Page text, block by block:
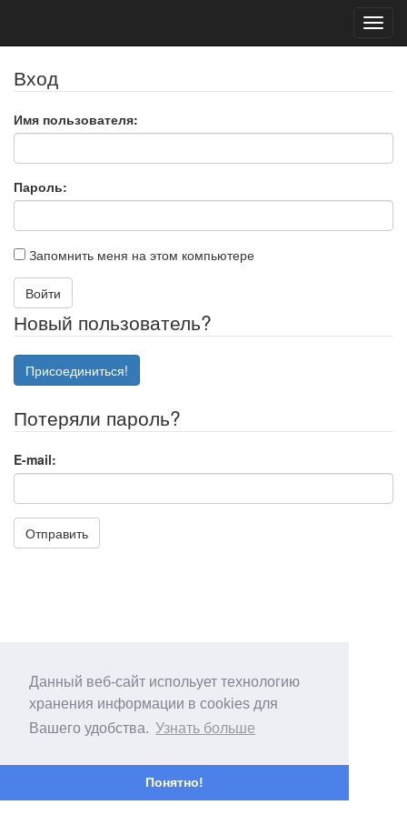
Данный веб-сайт испольует технологию
хранения информации в cookies для
Вашего удобства. Узнать больше
Понятно!
Вход
Имя пользователя:
Пароль:
Запомнить меня на этом компьютере
Войти
Новый пользователь?
Присоединиться!
Потеряли пароль?
E-mail:
Отправить